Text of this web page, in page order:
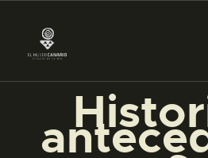
PREPARAR LA